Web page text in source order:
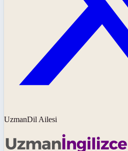
UzmanDil Ailesi